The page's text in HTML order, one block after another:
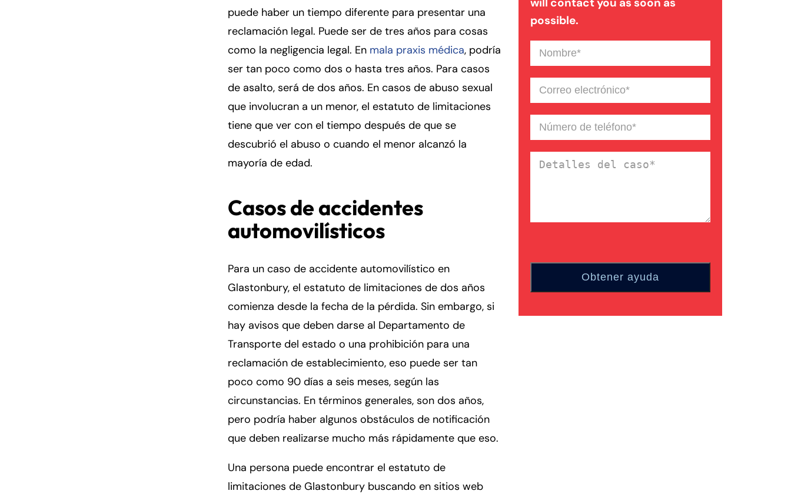
puede haber un tiempo diferente para presentar una
reclamación legal. Puede ser de tres años para cosas
como la negligencia legal. En mala praxis médica, podría
ser tan poco como dos o hasta tres años. Para casos
de asalto, será de dos años. En casos de abuso sexual
que involucran a un menor, el estatuto de limitaciones
tiene que ver con el tiempo después de que se
descubrió el abuso o cuando el menor alcanzó la
mayoría de edad.
Casos de accidentes
automovilísticos
Para un caso de accidente automovilístico en
Glastonbury, el estatuto de limitaciones de dos años
comienza desde la fecha de la pérdida. Sin embargo, si
hay avisos que deben darse al Departamento de
Transporte del estado o una prohibición para una
reclamación de establecimiento, eso puede ser tan
poco como 90 días a seis meses, según las
circunstancias. En términos generales, son dos años,
pero podría haber algunos obstáculos de notificación
que deben realizarse mucho más rápidamente que eso.
Una persona puede encontrar el estatuto de
limitaciones de Glastonbury buscando en sitios web
Noticias de la Firma
Un blog de derecho de
Connecticut
possible.
Nombre(Required)
Correo
electrónico(Required)
Número
de
teléfono(Required)
Detalles
Answering Service 24/7
Office Hours
Monday
8:30 AM – 5:00 PM
Tuesday
8:30 AM – 5:00 PM
Wednesday
8:30 AM – 5:00 PM
Thursday
8:30 AM – 5:00 PM
Friday
8:30 AM – 5:00 PM
Saturday
Sunday
Closed
Answering Service 24/7
Office Hours
Monday
8:30 AM – 5:00 PM
Tuesday
8:30 AM – 5:00 PM
Wednesday
8:30 AM – 5:00 PM
Thursday
8:30 AM – 5:00 PM
Friday
8:30 AM – 5:00 PM
Saturday
Sunday
Closed